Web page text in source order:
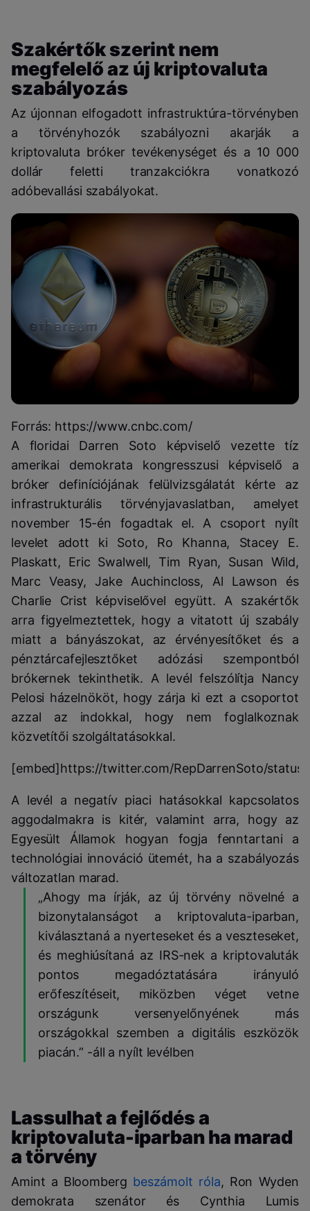
Szakértők szerint nem
megfelelő az új kriptovaluta
szabályozás
Az újonnan elfogadott infrastruktúra-törvényben
a törvényhozók szabályozni akarják a
kriptovaluta bróker tevékenységet és a 10 000
dollár feletti tranzakciókra vonatkozó
adóbevallási szabályokat.
Forrás: https://www.cnbc.com/
A floridai Darren Soto képviselő vezette tíz
amerikai demokrata kongresszusi képviselő a
bróker definíciójának felülvizsgálatát kérte az
infrastrukturális törvényjavaslatban, amelyet
november 15-én fogadtak el. A csoport nyílt
levelet adott ki Soto, Ro Khanna, Stacey E.
Plaskatt, Eric Swalwell, Tim Ryan, Susan Wild,
Marc Veasy, Jake Auchincloss, Al Lawson és
Charlie Crist képviselővel együtt. A szakértők
arra figyelmeztettek, hogy a vitatott új szabály
miatt a bányászokat, az érvényesítőket és a
pénztárcafejlesztőket adózási szempontból
brókernek tekinthetik. A levél felszólítja Nancy
Pelosi házelnököt, hogy zárja ki ezt a csoportot
azzal az indokkal, hogy nem foglalkoznak
közvetítői szolgáltatásokkal.
[embed]https://twitter.com/RepDarrenSoto/
A levél a negatív piaci hatásokkal kapcsolatos
aggodalmakra is kitér, valamint arra, hogy az
Egyesült Államok hogyan fogja fenntartani a
technológiai innováció ütemét, ha a szabályozás
változatlan marad.
„Ahogy ma írják, az új törvény növelné a
bizonytalanságot a kriptovaluta-iparban,
kiválasztaná a nyerteseket és a veszteseket,
és meghiúsítaná az IRS-nek a kriptovaluták
pontos megadóztatására irányuló
erőfeszítéseit, miközben véget vetne
országunk versenyelőnyének más
országokkal szemben a digitális eszközök
piacán.” -áll a nyílt levélben
Lassulhat a fejlődés a
kriptovaluta-iparban ha marad
a törvény
Amint a Bloomberg beszámolt róla, Ron Wyden
demokrata szenátor és Cynthia Lumis